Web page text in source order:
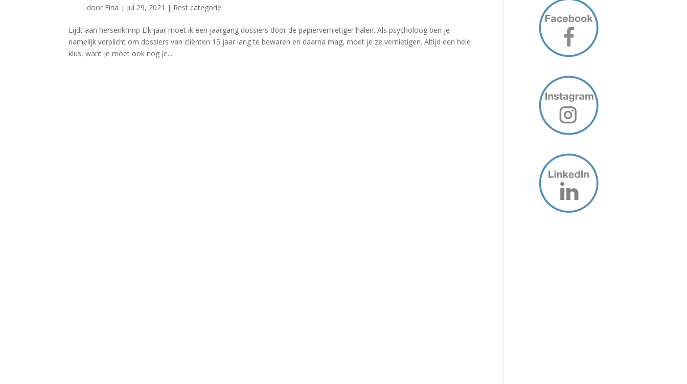
door Fina | jul 29, 2021 | Rest categorie
Lijdt aan hersenkrimp Elk jaar moet ik een jaargang dossiers door de papiervernietiger halen. Als psycholoog ben je
namelijk verplicht om dossiers van cliënten 15 jaar lang te bewaren en daarna mag, moet je ze vernietigen. Altijd een hele
klus, want je moet ook nog je...